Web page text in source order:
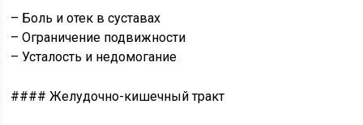
– Боль и отек в суставах
– Ограничение подвижности
– Усталость и недомогание
#### Желудочно-кишечный тракт